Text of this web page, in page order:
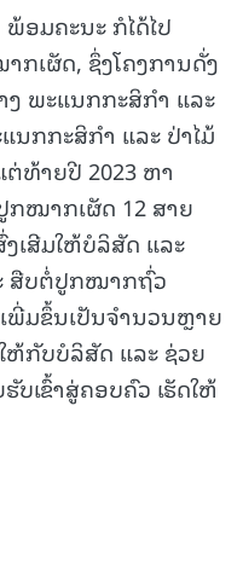
ອມຄະນະ ກໍໄດ້ໄປ
ກເຜັດ, ຊຶ່ງໂຄງການດັ່ງ
ງ ພະແນກກະສິກຳ ແລະ
ນກກະສິກຳ ແລະ ປ່າໄມ້
ຕ່ທ້າຍປີ 2023 ຫາ
ກໝາກເຜັດ 12 ສາຍ
ເສີມໃຫ້ບໍລິສັດ ແລະ
ສືບຕໍ່ປູກໝາກຖົ່ວ
ພີ່ມຂຶ້ນເປັນຈໍານວນຫຼາຍ
ຫ້ກັບບໍລິສັດ ແລະ ຊ່ວຍ
ບເຂົ້າສູ່ຄອບຄົວ ເຮັດໃຫ້